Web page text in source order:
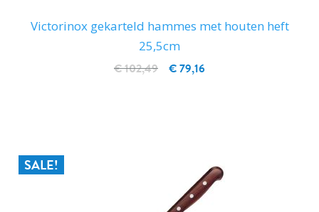
Victorinox gekarteld hammes met houten heft
25,5cm
€ 79,16
€ 102,49
SALE!